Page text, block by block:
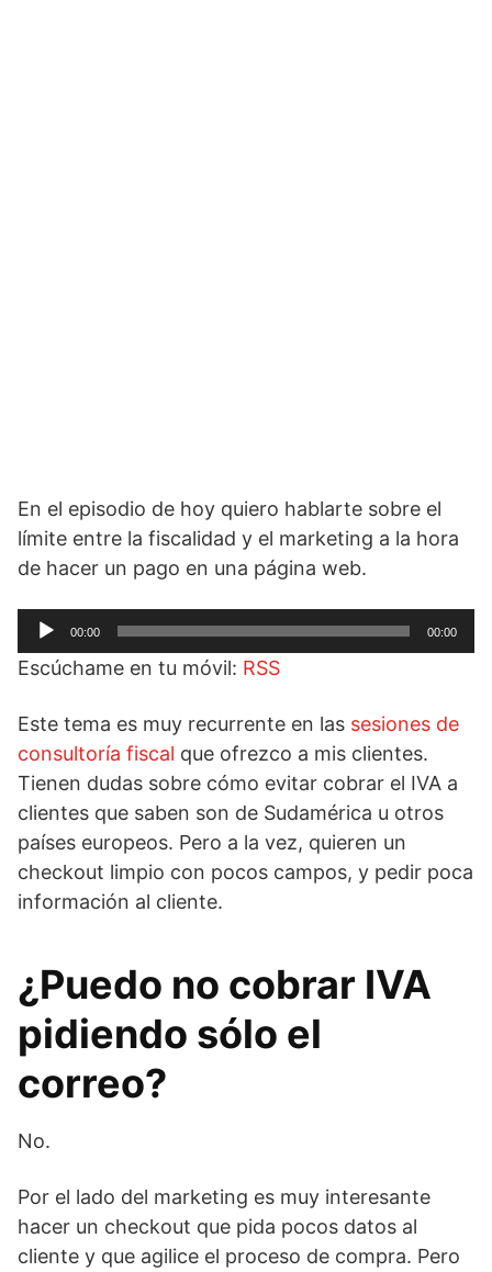
En el episodio de hoy quiero hablarte sobre el
límite entre la fiscalidad y el marketing a la hora
de hacer un pago en una página web.
Reproductor
audio
00:00 00:00
Escúchame en tu móvil: RSS
Este tema es muy recurrente en las sesiones de
consultoría fiscal que ofrezco a mis clientes.
Tienen dudas sobre cómo evitar cobrar el IVA a
clientes que saben son de Sudamérica u otros
países europeos. Pero a la vez, quieren un
checkout limpio con pocos campos, y pedir poca
información al cliente.
¿Puedo no cobrar IVA
pidiendo sólo el
correo?
No.
Por el lado del marketing es muy interesante
hacer un checkout que pida pocos datos al
cliente y que agilice el proceso de compra. Pero